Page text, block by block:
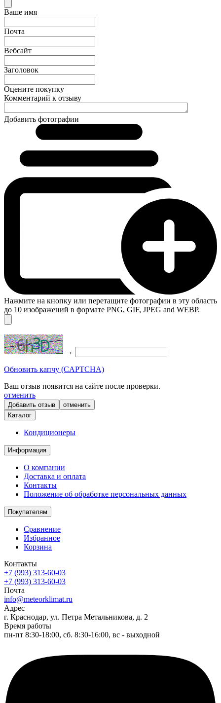
Ваше имя
Почта
Вебсайт
Заголовок
Оцените покупку
Комментарий к отзыву
Добавить фотографии
Нажмите на кнопку или перетащите фотографии в эту область
до 10 изображений в формате PNG, GIF, JPEG and WEBP.
→
Обновить капчу (CAPTCHA)
Ваш отзыв появится на сайте после проверки.
отменить
отменить
Каталог
Кондиционеры
Информация
О компании
Доставка и оплата
Контакты
Положение об обработке персональных данных
Покупателям
Сравнение
Избранное
Корзина
Контакты
+7 (993) 313-60-03
+7 (993) 313-60-03
Почта
info@meteorklimat.ru
Адрес
г. Краснодар, ул. Петра Метальникова, д. 2
Время работы
пн-пт 8:30-18:00, сб. 8:30-16:00, вс - выходной